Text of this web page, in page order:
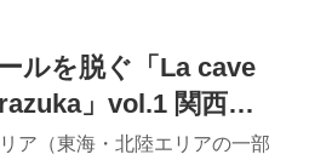
ルを脱ぐ「La cave
」vol.1 関西電
ープ「関西電力送配
ア（東海・北陸エリアの一部